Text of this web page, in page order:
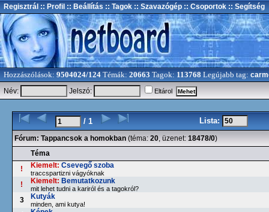
Regisztrál :: Profil :: Beállítás :: Tagok :: Szavazógép :: Csoportok :: Segítség
Hozzászólások: 9504024/124 Témák: 20663 Tagok: 113768 Legújabb tag:
Név:
Jelszó: Eltárol
/ 1 Lista:
Fórum: Tappancsok a homokban (téma: 20, üzenet: 18478/0)
Téma
!
Kiemelt: Csevegő szoba
traccspartizni vágyóknak
! Kiemelt: Bemutatkozunk
mit lehet tudni a kariról és a tagokról?
3 Kutyák
minden, ami kutya!